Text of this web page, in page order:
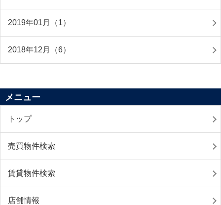
2019年01月（1）
2018年12月（6）
メニュー
トップ
売買物件検索
賃貸物件検索
店舗情報